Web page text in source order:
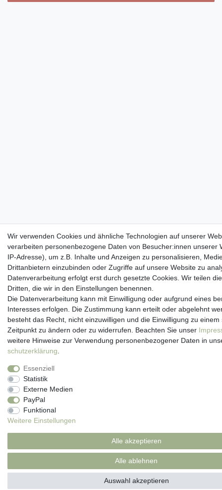
Wir verwenden Cookies und ähnliche Technologien auf unserer
verarbeiten personenbezogene Daten von Besucher:innen unserer
IP-Adresse), um z.B. Inhalte und Anzeigen zu personalisieren,
Drittanbietern einzubinden oder Zugriffe auf unsere Website zu
Datenverarbeitung erfolgt erst durch gesetzte Cookies. Wir teilen
Dritten, die wir in den Einstellungen benennen.
Die Datenverarbeitung kann mit Einwilligung oder aufgrund eines
Interesses erfolgen. Die Zustimmung kann erteilt oder abgelehnt
besteht das Recht, nicht einzuwilligen und die Einwilligung zu einem
Zeitpunkt zu ändern oder zu widerrufen. Beachten Sie unser
weitere Hinweise zur Verwendung personenbezogener Daten in
schutz­erklärung
Essenziell
Statistik
Externe Medien
PayPal
Funktional
Weitere Einstellungen
Alle akzeptieren
Alle ablehnen
Auswahl akzeptieren